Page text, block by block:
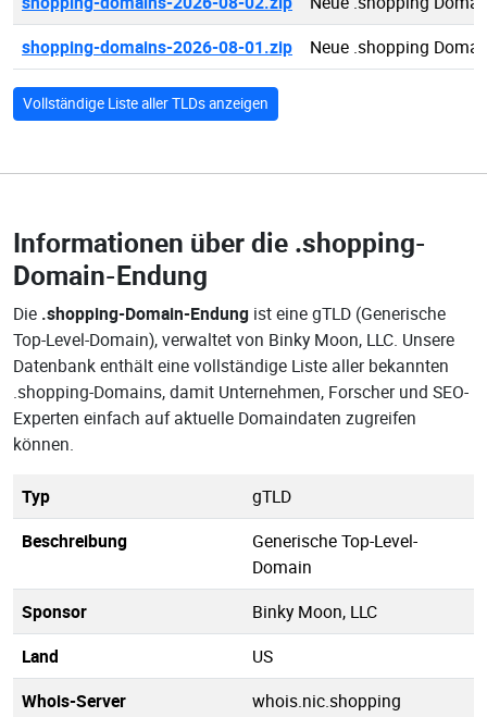
shopping-domains-2026-08-01.zip
Neue .shopping
Vollständige Liste aller TLDs anzeigen
Informationen über die .shopping-
Domain-Endung
Die .shopping-Domain-Endung ist eine gTLD (Generische
Top-Level-Domain), verwaltet von Binky Moon, LLC. Unsere
Datenbank enthält eine vollständige Liste aller bekannten
.shopping-Domains, damit Unternehmen, Forscher und SEO-
Experten einfach auf aktuelle Domaindaten zugreifen
können.
Typ
gTLD
Beschreibung
Generische Top-Level-
Domain
Sponsor
Binky Moon, LLC
Land
US
Whois-Server
whois.nic.shopping